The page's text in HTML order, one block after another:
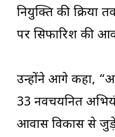
नियुक्ति की
पर सिफारिश की
उन्होंने आगे कहा,
33 नवचयनित
आवास विकास से